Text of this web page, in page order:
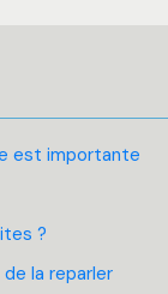
est importante
?
la reparler